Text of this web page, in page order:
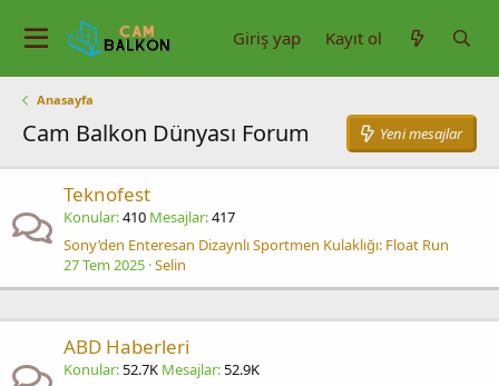
Giriş yap Kayıt ol
Anasayfa
Cam Balkon Dünyası Forum Yeni mesajlar
Teknofest
Konular 410 Mesajlar 417
Sony’den Enteresan Dizaynlı Sportmen Kulaklığı: Float Run
27 Tem 2025 Selin
ABD Haberleri
Konular 52.7K Mesajlar 52.9K